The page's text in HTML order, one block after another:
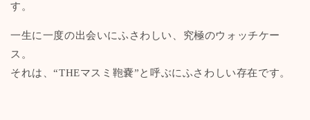
す。
一生に一度の出会いにふさわしい、究極のウォッチケー
ス。
それは、“THEマスミ鞄嚢”と呼ぶにふさわしい存在です。